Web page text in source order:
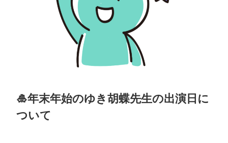
🎍年末年始のゆき胡蝶先生の出演日に
ついて